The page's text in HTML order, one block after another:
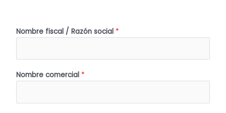
Nombre fiscal / Razón social *
Nombre comercial *